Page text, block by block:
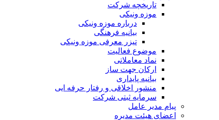
تاریخچه شرکت
موزه ونیکی
درباره موزه ونیکی
بیانیه فرهنگی
تیزر معرفی موزه ونیکی
موضوع فعالیت
نماد معاملاتی
ارکان جهت ساز
بیانیه پایداری
منشور اخلاقی و رفتار حرفه ایی
سرمایه ثبتی شرکت
پیام مدیر عامل
اعضای هیئت مدیره